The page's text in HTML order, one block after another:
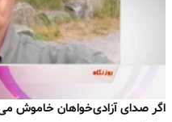
اگر صدای آزادی‌خواهان خاموش